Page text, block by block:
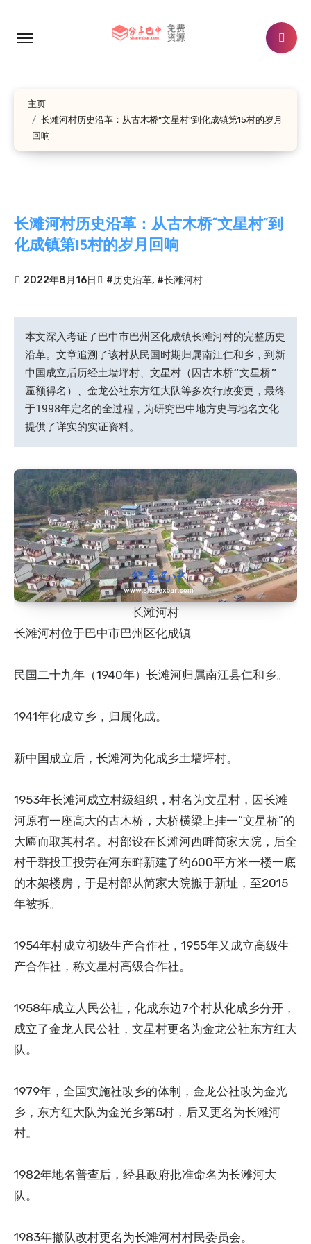
主页
长滩河村历史沿革：从古木桥“文星村”到化成镇第15村的岁月
回响
长滩河村历史沿革：从古木桥“文星村”到
化成镇第15村的岁月回响
2022年8月16日 #历史沿革, #长滩河村
本文深入考证了巴中市巴州区化成镇长滩河村的完整历史
沿革。文章追溯了该村从民国时期归属南江仁和乡，到新
中国成立后历经土墙坪村、文星村（因古木桥“文星桥”
匾额得名）、金龙公社东方红大队等多次行政变更，最终
于1998年定名的全过程，为研究巴中地方史与地名文化
提供了详实的实证资料。
长滩河村
长滩河村位于巴中市巴州区化成镇
民国二十九年（1940年）长滩河归属南江县仁和乡。
1941年化成立乡，归属化成。
新中国成立后，长滩河为化成乡土墙坪村。
1953年长滩河成立村级组织，村名为文星村，因长滩
河原有一座高大的古木桥，大桥横梁上挂一“文星桥”的
大匾而取其村名。村部设在长滩河西畔简家大院，后全
村干群投工投劳在河东畔新建了约600平方米一楼一底
的木架楼房，于是村部从简家大院搬于新址，至2015
年被拆。
1954年村成立初级生产合作社，1955年又成立高级生
产合作社，称文星村高级合作社。
1958年成立人民公社，化成东边7个村从化成乡分开，
成立了金龙人民公社，文星村更名为金龙公社东方红大
队。
1979年，全国实施社改乡的体制，金龙公社改为金光
乡，东方红大队为金光乡第5村，后又更名为长滩河
村。
1982年地名普查后，经县政府批准命名为长滩河大
队。
1983年撤队改村更名为长滩河村村民委员会。